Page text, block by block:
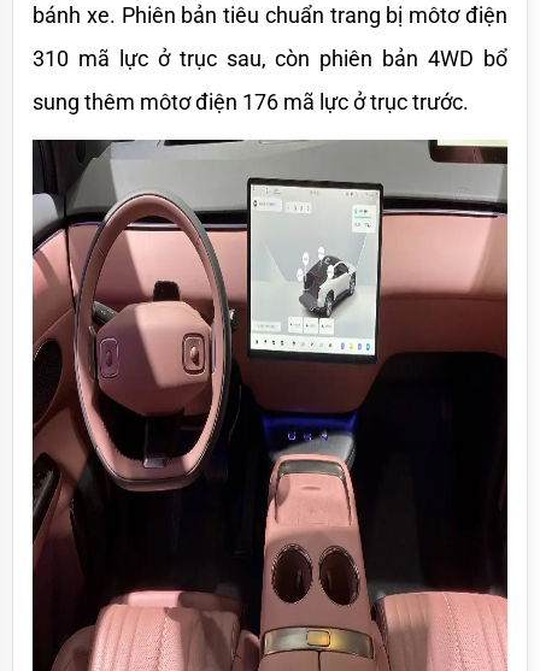
bánh xe. Phiên bản tiêu chuẩn trang bị môtơ điện
310 mã lực ở trục sau, còn phiên bản 4WD bổ
sung thêm môtơ điện 176 mã lực ở trục trước.